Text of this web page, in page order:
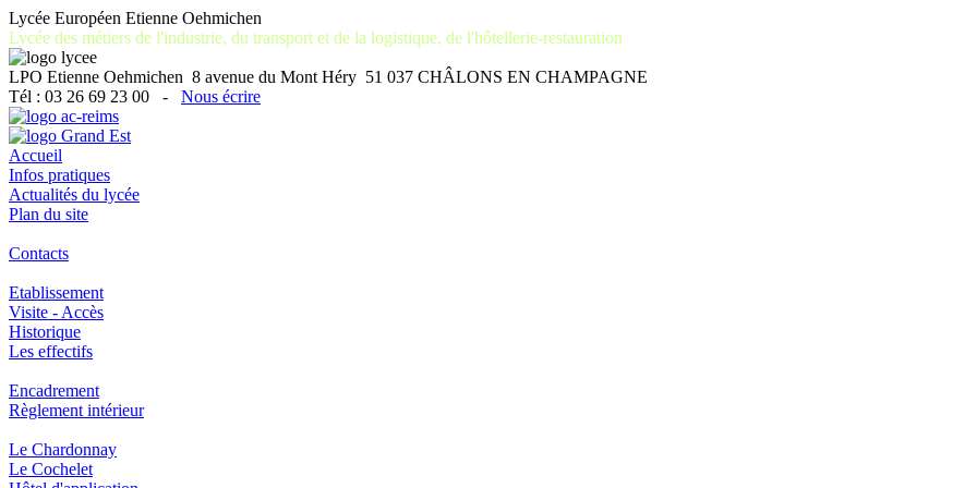
Lycée Européen Etienne Oehmichen
Lycée des métiers de l'industrie, du transport et de la logistique, de l'hôtellerie-restauration
LPO Etienne Oehmichen 8 avenue du Mont Héry 51 037 CHÂLONS EN CHAMPAGNE
Tél : 03 26 69 23 00 - Nous écrire
Accueil
Infos pratiques
Actualités du lycée
Plan du site
Contacts
Etablissement
Visite - Accès
Historique
Les effectifs
Encadrement
Règlement intérieur
Le Chardonnay
Le Cochelet